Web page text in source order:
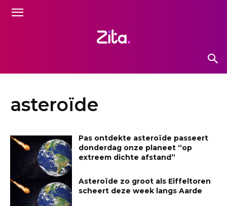
asteroïde
Pas ontdekte asteroïde passeert
donderdag onze planeet “op
extreem dichte afstand”
Asteroïde zo groot als Eiffeltoren
scheert deze week langs Aarde